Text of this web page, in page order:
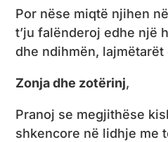
Por nëse miqtë njihen
t’ju falënderoj edhe një
dhe ndihmën,
Zonja dhe zotërinj,
Pranoj se megjithëse
shkencore në lidhje me